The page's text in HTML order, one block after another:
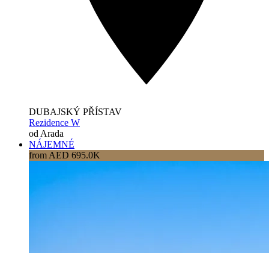
DUBAJSKÝ PŘÍSTAV
Rezidence W
od Arada
NÁJEMNÉ
from AED 695.0K